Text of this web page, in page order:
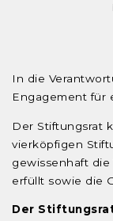
In die
Engagement für
Der Stiftungsrat
vierköpfigen
gewissenhaft
erfüllt sowie die
Der